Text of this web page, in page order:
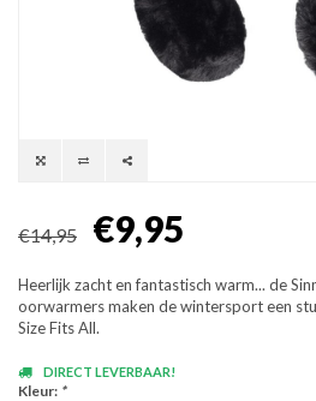
€14,95 €9,95
Heerlijk zacht en fantastisch warm... de
oorwarmers maken de wintersport een
Size Fits All.
DIRECT LEVERBAAR!
Kleur: *